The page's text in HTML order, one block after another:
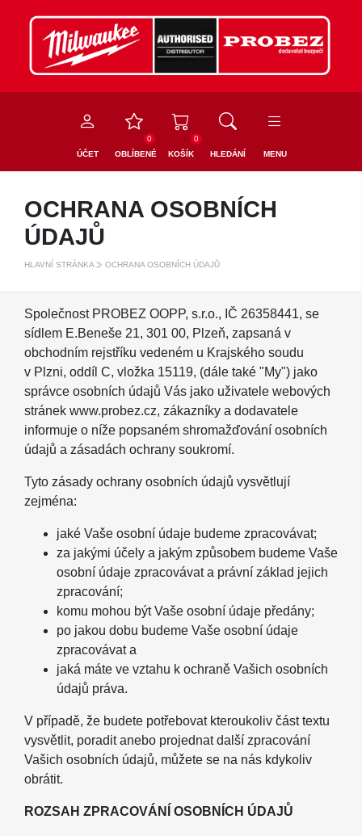
ÚČET
0
OBLÍBENÉ
0
KOŠÍK
HLEDÁNÍ MENU
OCHRANA OSOBNÍCH
ÚDAJŮ
HLAVNÍ STRÁNKA OCHRANA OSOBNÍCH ÚDAJŮ
Společnost PROBEZ OOPP, s.r.o., IČ 26358441, se
sídlem E.Beneše 21, 301 00, Plzeň, zapsaná v
obchodním rejstříku vedeném u Krajského soudu
v Plzni, oddíl C, vložka 15119, (dále také "My") jako
správce osobních údajů Vás jako uživatele webových
stránek www.probez.cz, zákazníky a dodavatele
informuje o níže popsaném shromažďování osobních
údajů a zásadách ochrany soukromí.
Tyto zásady ochrany osobních údajů vysvětlují
zejména:
jaké Vaše osobní údaje budeme zpracovávat;
za jakými účely a jakým způsobem budeme Vaše
osobní údaje zpracovávat a právní základ jejich
zpracování;
komu mohou být Vaše osobní údaje předány;
po jakou dobu budeme Vaše osobní údaje
zpracovávat a
jaká máte ve vztahu k ochraně Vašich osobních
údajů práva.
V případě, že budete potřebovat kteroukoliv část textu
vysvětlit, poradit anebo projednat další zpracování
Vašich osobních údajů, můžete se na nás kdykoliv
obrátit.
ROZSAH ZPRACOVÁNÍ OSOBNÍCH ÚDAJŮ